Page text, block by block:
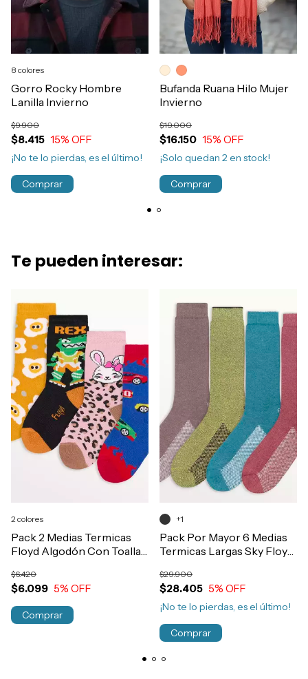
Gorro Rocky Hombre
Lanilla Invierno
$8.415
$9.900
15% OFF
¡No te lo pierdas, es el último!
8 colores
Comprar
Bufanda Ruana Hilo Mujer
Invierno
$16.150
$19.000
15% OFF
¡Solo quedan 2en stock!
Comprar
Te pueden interesar:
Pack 2 Medias Termicas
Floyd Algodón Con Toalla
$6.099
$6.420
5% OFF
2 colores
Comprar
Pack Por Mayor 6 Medias
Termicas Largas Sky Floyd
$28.405
$29.900
5% OFF
¡No te lo pierdas, es el último!
+1
Comprar